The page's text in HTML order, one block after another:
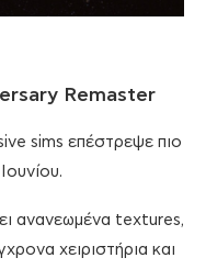
Remaster
sims επέστρεψε πιο
ανανεωμένα textures,
χειριστήρια και